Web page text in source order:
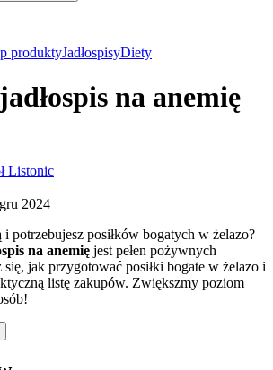
produktyJadłospisyDiety
na anemię
Listonic
2024
i potrzebujesz posiłków bogatych w żelazo?
na anemię jest pełen pożywnych
jak przygotować posiłki bogate w żelazo i
listę zakupów. Zwiększmy poziom